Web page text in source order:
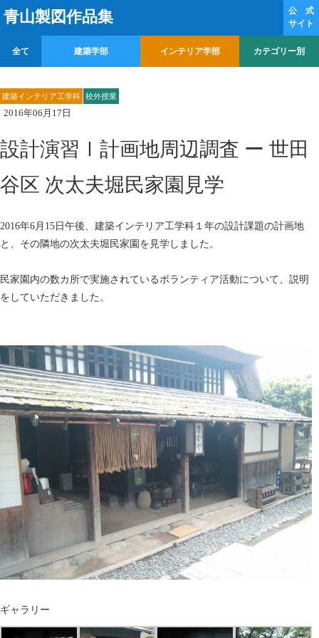
青山製図作品集
公 式
サイト
全て 建築学部 インテリア学部 カテゴリー別
建築インテリア工学科 校外授業
2016年06月17日
設計演習Ⅰ計画地周辺調査 ー 世田
谷区 次太夫堀民家園見学
2016年6月15日午後、建築インテリア工学科１年の設計課題の計画地
と、その隣地の次太夫堀民家園を見学しました。
民家園内の数カ所で実施されているボランティア活動について、説明
をしていただきました。
ギャラリー